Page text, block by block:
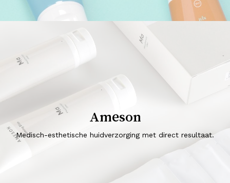
Ameson
Medisch-esthetische huidverzorging met direct resultaat.